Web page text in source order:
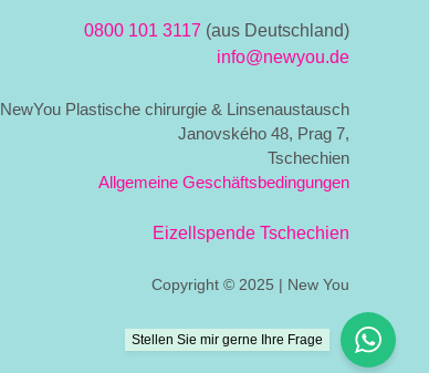
0800 101 3117 (aus Deutschland)
info@newyou.de
NewYou Plastische chirurgie & Linsenaustausch
Janovského 48, Prag 7,
Tschechien
Allgemeine Geschäftsbedingungen
Eizellspende Tschechien
Copyright © 2025 | New You
Stellen Sie mir gerne Ihre Frage